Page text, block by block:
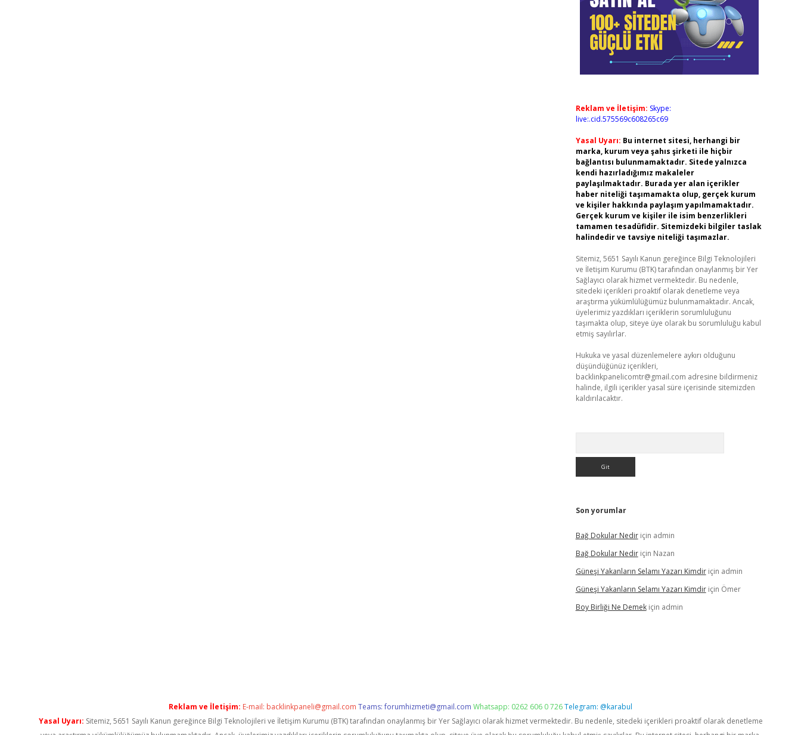
Reklam ve İletişim: Skype:
live:.cid.575569c608265c69
Yasal Uyarı: Bu internet sitesi, herhangi bir
marka, kurum veya şahıs şirketi ile hiçbir
bağlantısı bulunmamaktadır. Sitede yalnızca
kendi hazırladığımız makaleler
paylaşılmaktadır. Burada yer alan içerikler
haber niteliği taşımamakta olup, gerçek kurum
ve kişiler hakkında paylaşım yapılmamaktadır.
Gerçek kurum ve kişiler ile isim benzerlikleri
tamamen tesadüfidir. Sitemizdeki bilgiler taslak
halindedir ve tavsiye niteliği taşımazlar.
Sitemiz, 5651 Sayılı Kanun gereğince Bilgi Teknolojileri
ve İletişim Kurumu (BTK) tarafından onaylanmış bir Yer
Sağlayıcı olarak hizmet vermektedir. Bu nedenle,
sitedeki içerikleri proaktif olarak denetleme veya
araştırma yükümlülüğümüz bulunmamaktadır. Ancak,
üyelerimiz yazdıkları içeriklerin sorumluluğunu
taşımakta olup, siteye üye olarak bu sorumluluğu kabul
etmiş sayılırlar.
Hukuka ve yasal düzenlemelere aykırı olduğunu
düşündüğünüz içerikleri,
backlinkpanelicomtr@gmail.com adresine bildirmeniz
halinde, ilgili içerikler yasal süre içerisinde sitemizden
kaldırılacaktır.
Son yorumlar
Bağ Dokular Nediriçin admin
Bağ Dokular Nediriçin Nazan
Güneşi Yakanların Selamı Yazarı Kimdiriçin admin
Güneşi Yakanların Selamı Yazarı Kimdiriçin Ömer
Boy Birliği Ne Demekiçin admin
Reklam ve İletişim: E-mail: backlinkpaneli@gmail.com Teams:forumhizmeti@gmail.com Whatsapp: 0262 606 0 726Telegram: @karabul
Yasal Uyarı: Sitemiz, 5651 Sayılı Kanun gereğince Bilgi Teknolojileri ve İletişim Kurumu (BTK) tarafından onaylanmış bir Yer Sağlayıcı olarak hizmet vermektedir. Bu nedenle, sitedeki içerikleri proaktif olarak denetleme